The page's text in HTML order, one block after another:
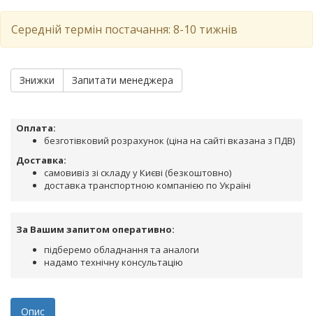
Середній термін постачання: 8-10 тижнів
Знижки Запитати менеджера
Оплата:
безготівковий розрахунок (ціна на сайті вказана з ПДВ)
Доставка:
самовивіз зі складу у Києві (безкоштовно)
доставка транспортною компанією по Україні
За Вашим запитом оперативно:
підберемо обладнання та аналоги
надамо технічну консультацію
Опис